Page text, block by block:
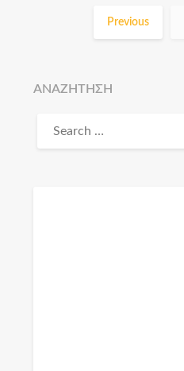
Previous
ΑΝΑΖΗΤΗΣΗ